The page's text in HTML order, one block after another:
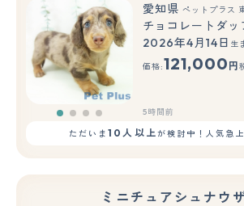
愛知県 ペットプラス
チョコレートダッ
2026年4月14日 生
価格:121,000 円
5時間前
ただいま10人以上が検討中！人気急
ミニチュアシュナウ